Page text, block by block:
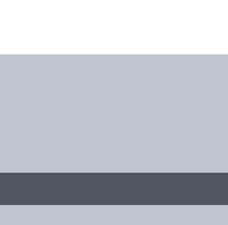
использовать в других заказах.